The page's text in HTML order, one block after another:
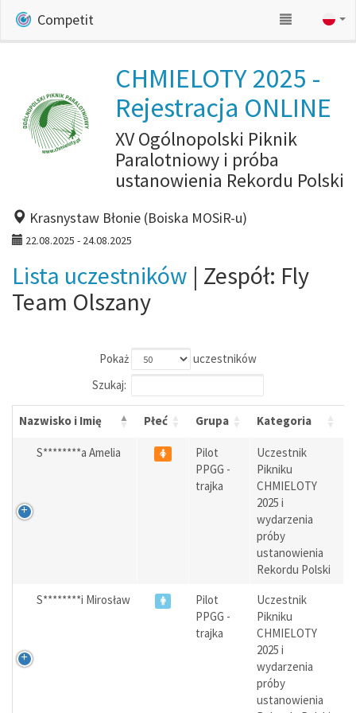
Competit
CHMIELOTY 2025 -
Rejestracja ONLINE
XV Ogólnopolski Piknik
Paralotniowy i próba
ustanowienia Rekordu Polski
Krasnystaw Błonie (Boiska MOSiR-u)
22.08.2025 - 24.08.2025
Lista uczestników | Zespół: Fly
Team Olszany
Pokaż
uczestników
Szukaj:
Nazwisko i Imię Płeć Grupa Kategoria
S********a Amelia
Pilot
PPGG -
trajka
Uczestnik
Pikniku
CHMIELOTY
2025 i
wydarzenia
próby
ustanowienia
Rekordu Polski
S********i Mirosław
Pilot
PPGG -
trajka
Uczestnik
Pikniku
CHMIELOTY
2025 i
wydarzenia
próby
ustanowienia